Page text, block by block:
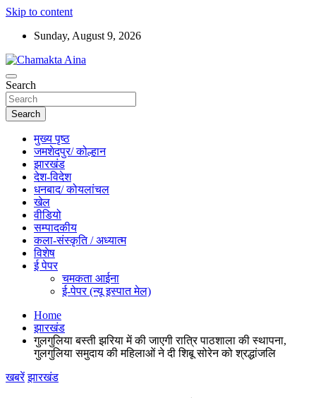
Skip to content
Sunday, August 9, 2026
Chamakta Aina
Hindi News Paper – Jharkhand
Search
Search
मुख्य पृष्ठ
जमशेदपुर/ कोल्हान
झारखंड
देश-विदेश
धनबाद/ कोयलांचल
खेल
वीडियो
सम्पादकीय
कला-संस्कृति / अध्यात्म
विशेष
ई पेपर
चमकता आईना
ई-पेपर (न्यू इस्पात मेल)
Home
झारखंड
गुलगुलिया बस्ती झरिया में की जाएगी रात्रि पाठशाला की स्थापना,
गुलगुलिया समुदाय की महिलाओं ने दी शिबू सोरेन को श्रद्धांजलि
खबरें झारखंड